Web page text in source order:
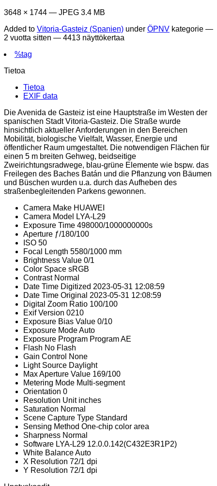
3648 × 1744 — JPEG 3.4 MB
Added to Vitoria-Gasteiz (Spanien) under ÖPNV kategorie —
2 vuotta sitten — 4413 näyttökertaa
%tag
Tietoa
Tietoa
EXIF data
Die Avenida de Gasteiz ist eine Hauptstraße im Westen der
spanischen Stadt Vitoria-Gasteiz. Die Straße wurde
hinsichtlich aktueller Anforderungen in den Bereichen
Mobilität, biologische Vielfalt, Wasser, Energie und
öffentlicher Raum umgestaltet. Die notwendigen Flächen für
einen 5 m breiten Gehweg, beidseitige
Zweirichtungsradwege, blau-grüne Elemente wie bspw. das
Freilegen des Baches Batán und die Pflanzung von Bäumen
und Büschen wurden u.a. durch das Aufheben des
straßenbegleitenden Parkens gewonnen.
Camera Make HUAWEI
Camera Model
LYA-L29
Exposure Time 498000/1000000000s
Aperture ƒ/180/100
ISO 50
Focal Length 5580/1000 mm
Brightness Value 0/1
Color Space sRGB
Contrast Normal
Date Time Digitized 2023-05-31 12:08:59
Date Time Original 2023-05-31 12:08:59
Digital Zoom Ratio 100/100
Exif Version 0210
Exposure Bias Value 0/10
Exposure ModeAuto
Exposure Program Program AE
Flash No Flash
Gain Control None
Light Source Daylight
Max Aperture Value 169/100
Metering Mode Multi-segment
Orientation 0
Resolution Unit inches
Saturation Normal
Scene Capture Type Standard
Sensing Method One-chip color area
Sharpness Normal
Software LYA-L29 12.0.0.142(C432E3R1P2)
White BalanceAuto
X Resolution 72/1 dpi
Y Resolution 72/1 dpi